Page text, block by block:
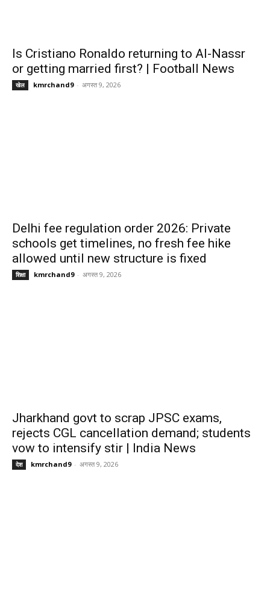
Is Cristiano Ronaldo returning to Al-Nassr
or getting married first? | Football News
खेल kmrchand9 - अगस्त 9, 2026
Delhi fee regulation order 2026: Private
schools get timelines, no fresh fee hike
allowed until new structure is fixed
शिक्षा kmrchand9 - अगस्त 9, 2026
Jharkhand govt to scrap JPSC exams,
rejects CGL cancellation demand; students
vow to intensify stir | India News
देश kmrchand9 - अगस्त 9, 2026